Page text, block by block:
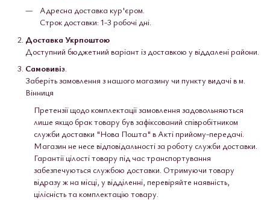
Адресна доставка кур'єром.
Строк доставки: 1-3 робочі дні.
Доставка Укрпоштою
Доступний бюджетний варіант із доставкою у віддалені райони.
Самовивіз.
Заберіть замовлення з нашого магазину чи пункту видачі в м.
Вінниця
Претензії щодо комплектації замовлення задовольняються
лише якщо брак товару був зафіксований співробітником
служби доставки "Нова Пошта" в Акті прийому-передачі.
Магазин не несе відповідальності за роботу служби доставки.
Гарантії цілості товару під час транспортування
забезпечуються службою доставки. Отримуючи товару
відразу ж на місці, у відділенні, перевіряйте наявність,
цілісність та комплектацію товару.